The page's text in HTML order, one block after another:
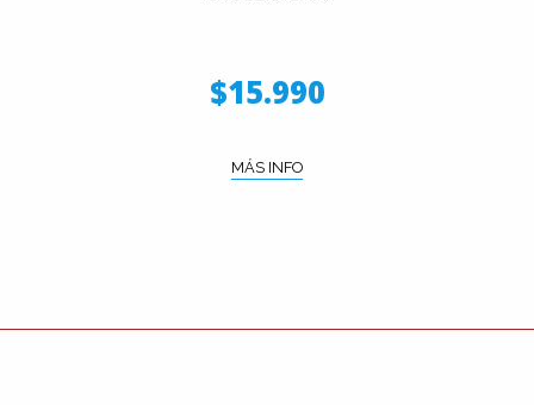
$15.990
MÁS INFO